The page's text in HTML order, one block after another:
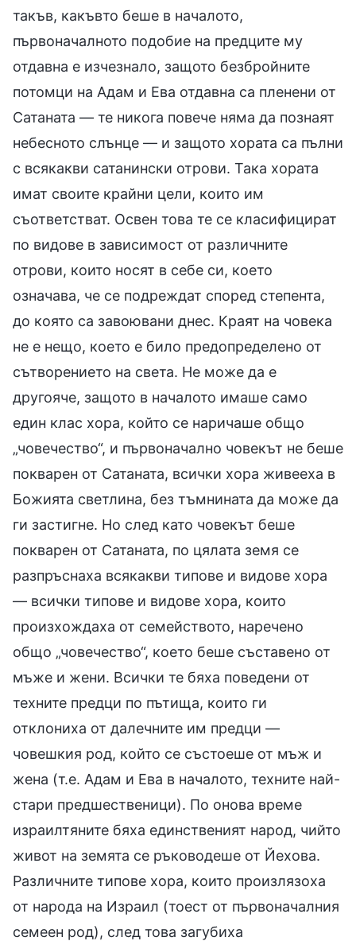
такъв, какъвто беше в началото,
първоначалното подобие на предците му
отдавна е изчезнало, защото безбройните
потомци на Адам и Ева отдавна са пленени от
Сатаната — те никога повече няма да познаят
небесното слънце — и защото хората са пълни
с всякакви сатанински отрови. Така хората
имат своите крайни цели, които им
съответстват. Освен това те се класифицират
по видове в зависимост от различните
отрови, които носят в себе си, което
означава, че се подреждат според степента,
до която са завоювани днес. Краят на човека
не е нещо, което е било предопределено от
сътворението на света. Не може да е
другояче, защото в началото имаше само
един клас хора, който се наричаше общо
„човечество“, и първоначално човекът не беше
покварен от Сатаната, всички хора живееха в
Божията светлина, без тъмнината да може да
ги застигне. Но след като човекът беше
покварен от Сатаната, по цялата земя се
разпръснаха всякакви типове и видове хора
— всички типове и видове хора, които
произхождаха от семейството, наречено
общо „човечество“, което беше съставено от
мъже и жени. Всички те бяха поведени от
техните предци по пътища, които ги
отклониха от далечните им предци —
човешкия род, който се състоеше от мъж и
жена (т.е. Адам и Ева в началото, техните най-
стари предшественици). По онова време
израилтяните бяха единственият народ, чийто
живот на земята се ръководеше от Йехова.
Различните типове хора, които произлязоха
от народа на Израил (тоест от първоначалния
семеен род), след това загубиха